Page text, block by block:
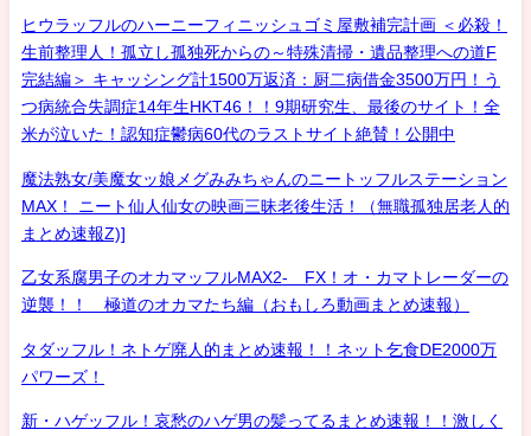
ヒウラッフルのハーニーフィニッシュゴミ屋敷補完計画 ＜必殺！
生前整理人！孤立し孤独死からの～特殊清掃・遺品整理への道F
完結編＞ キャッシング計1500万返済：厨二病借金3500万円！う
つ病統合失調症14年生HKT46！！9期研究生、最後のサイト！全
米が泣いた！認知症鬱病60代のラストサイト絶賛！公開中
魔法熟女/美魔女ッ娘メグみみちゃんのニートッフルステーション
MAX！ ニート仙人仙女の映画三昧老後生活！（無職孤独居老人的
まとめ速報Z)]
乙女系腐男子のオカマッフルMAX2- FX！オ・カマトレーダーの
逆襲！！ 極道のオカマたち編（おもしろ動画まとめ速報）
タダッフル！ネトゲ廃人的まとめ速報！！ネット乞食DE2000万
パワーズ！
新・ハゲッフル！哀愁のハゲ男の髪ってるまとめ速報！！激しく